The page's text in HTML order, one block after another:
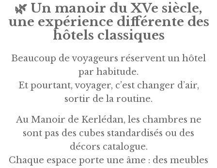
🌿 Un manoir du XVe siècle,
une expérience différente des
hôtels classiques
Beaucoup de voyageurs réservent un hôtel
par habitude.
Et pourtant, voyager, c’est changer d’air,
sortir de la routine.
Au Manoir de Kerlédan, les chambres ne
sont pas des cubes standardisés ou des
décors catalogue.
Chaque espace porte une âme : des meubles